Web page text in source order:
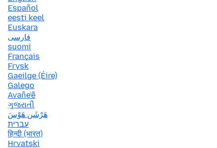
Español
eesti keel
Euskara
فارسی
suomi
Français
Frysk
Gaeilge (Éire)
Galego
Avañe'ẽ
ગુજરાતી
هَرْشَن هَوْسَ
עברית
हिन्दी (भारत)
Hrvatski